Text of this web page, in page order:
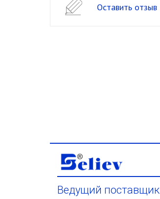
Оставить отзыв
Ведущий поставщик